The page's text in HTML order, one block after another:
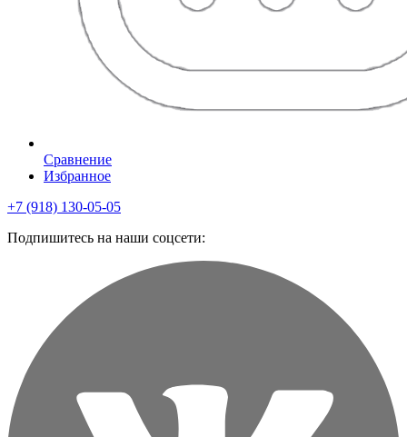
Сравнение
Избранное
+7 (918) 130-05-05
Подпишитесь на наши соцсети: